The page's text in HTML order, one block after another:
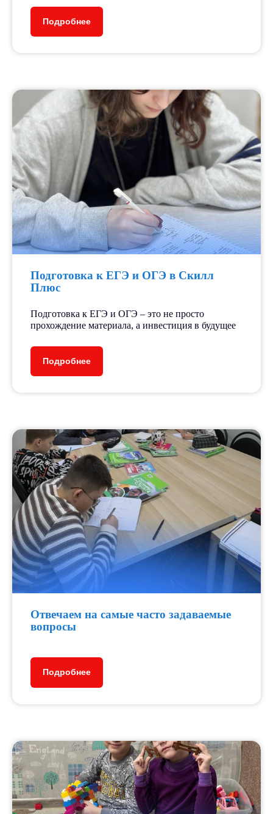
Подробнее
Подготовка к ЕГЭ и ОГЭ в Скилл
Плюс
Подготовка к ЕГЭ и ОГЭ – это не просто
прохождение материала, а инвестиция в будущее
Подробнее
Отвечаем на самые часто задаваемые
вопросы
Подробнее